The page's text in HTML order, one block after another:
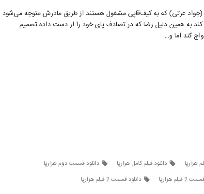
عزتی) که به کیف‌قاپی مشغول هستند از طریق مادرش متوجه می‌شود
کند به همین دلیل رضا که در تصادف پای خود را از دست داده تصمیم
کند اما و…
هزارپا دانلود فیلم کامل هزارپا
دانلود قسمت دوم هزارپا
2 فیلم هزارپا دانلود قسمت 2 فیلم هزارپا